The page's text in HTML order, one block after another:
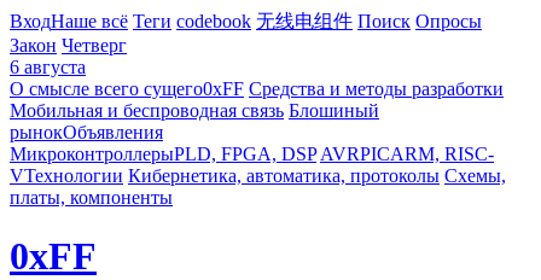
ВходНаше всё Теги codebook 无线电组件 Поиск Опросы
Закон Четверг
6 августа
О смысле всего сущего0xFF Средства и методы разработки
Мобильная и беспроводная связь Блошиный
рынокОбъявления
МикроконтроллерыPLD, FPGA, DSP AVRPICARM, RISC-
VТехнологии Кибернетика, автоматика, протоколы Схемы,
платы, компоненты
0xFF